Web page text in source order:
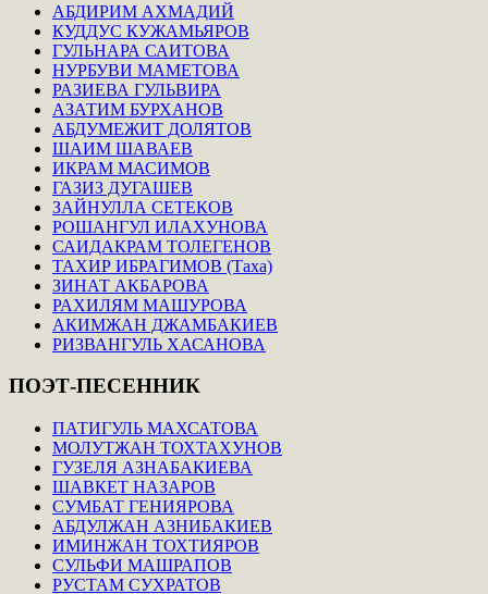
АБДИРИМ АХМАДИЙ
КУДДУС КУЖАМЬЯРОВ
ГУЛЬНАРА САИТОВА
НУРБУВИ МАМЕТОВА
РАЗИЕВА ГУЛЬВИРА
АЗАТИМ БУРХАНОВ
АБДУМЕЖИТ ДОЛЯТОВ
ШАИМ ШАВАЕВ
ИКРАМ МАСИМОВ
ГАЗИЗ ДУГАШЕВ
ЗАЙНУЛЛА СЕТЕКОВ
РОШАНГУЛ ИЛАХУНОВА
САИДАКРАМ ТОЛЕГЕНОВ
ТАХИР ИБРАГИМОВ (Таха)
ЗИНАТ АКБАРОВА
РАХИЛЯМ МАШУРОВА
АКИМЖАН ДЖАМБАКИЕВ
РИЗВАНГУЛЬ ХАСАНОВА
ПОЭТ-ПЕСЕННИК
ПАТИГУЛЬ МАХСАТОВА
МОЛУТЖАН ТОХТАХУНОВ
ГУЗЕЛЯ АЗНАБАКИЕВА
ШАВКЕТ НАЗАРОВ
СУМБАТ ГЕНИЯРОВА
АБДУЛЖАН АЗНИБАКИЕВ
ИМИНЖАН ТОХТИЯРОВ
СУЛЬФИ МАШРАПОВ
РУСТАМ СУХРАТОВ